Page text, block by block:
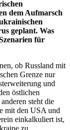
dem Aufmarsch
geplant. Was
für
ob Russland mit
Grenze nur
und
östlichen
steht die
mit den USA und
einkalkuliert ist,
zu